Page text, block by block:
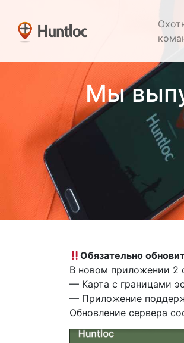
Мы
Обязательно
В новом приложении 2
— Карта с границами
— Приложение
Обновление сервера